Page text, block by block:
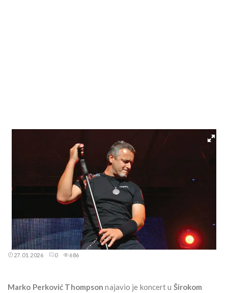
27.01.2026 0 686
Marko Perković Thompson najavio je koncert u Širokom